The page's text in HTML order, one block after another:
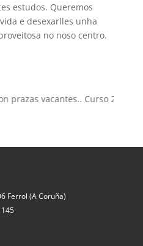
estudos. Queremos
e desexarlles unha
no noso centro.
vacantes.. Curso 2026-2027
Ferrol (A Coruña)